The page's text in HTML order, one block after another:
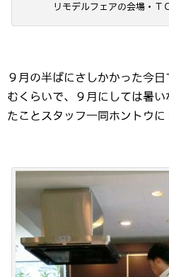
リモデルフェアの会場・Ｔ
９月の半ばにさしかかった今
むくらいで、９月にしては暑
たことスタッフ一同ホントウに